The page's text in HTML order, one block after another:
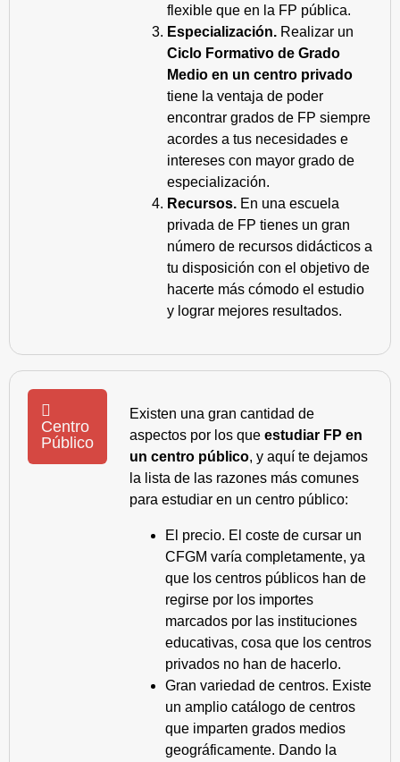
flexible que en la FP pública.
Especialización. Realizar un
Ciclo Formativo de Grado
Medio en un centro privado
tiene la ventaja de poder
encontrar grados de FP siempre
acordes a tus necesidades e
intereses con mayor grado de
especialización.
Recursos. En una escuela
privada de FP tienes un gran
número de recursos didácticos a
tu disposición con el objetivo de
hacerte más cómodo el estudio
y lograr mejores resultados.
Centro
Público
Existen una gran cantidad de
aspectos por los que estudiar FP en
un centro público, y aquí te dejamos
la lista de las razones más comunes
para estudiar en un centro público:
El precio. El coste de cursar un
CFGM varía completamente, ya
que los centros públicos han de
regirse por los importes
marcados por las instituciones
educativas, cosa que los centros
privados no han de hacerlo.
Gran variedad de centros. Existe
un amplio catálogo de centros
que imparten grados medios
geográficamente. Dando la